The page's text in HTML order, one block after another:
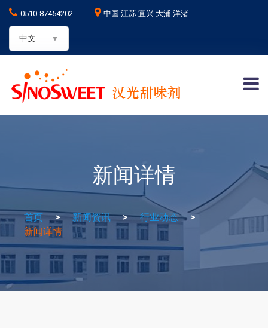
0510-87454202 中国 江苏 宜兴 大浦 洋渚
中文
新闻详情
首页 > 新闻资讯 > 行业动态
>
新闻详情